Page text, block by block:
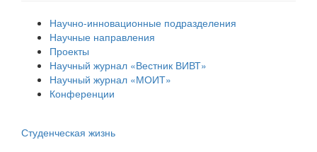
Научно-инновационные подразделения
Научные направления
Проекты
Научный журнал «Вестник ВИВТ»
Научный журнал «МОИТ»
Конференции
Студенческая жизнь